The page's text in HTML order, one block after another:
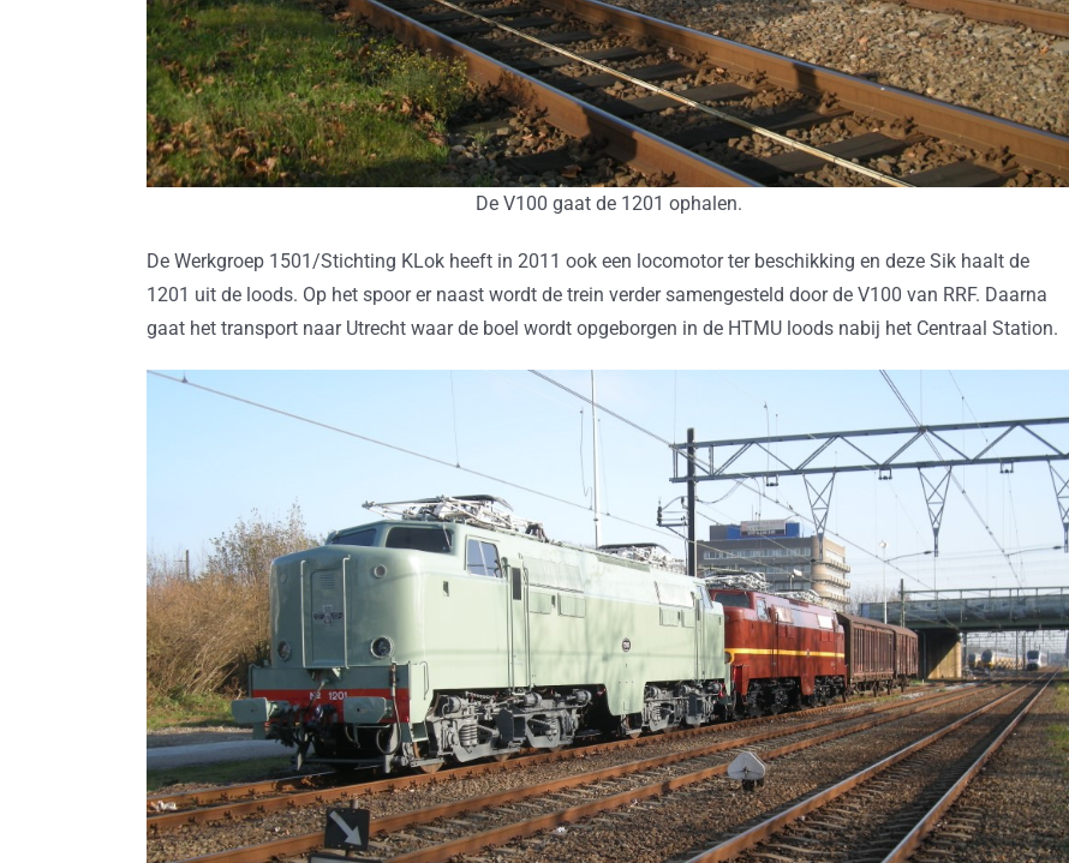
De V100 gaat de 1201 ophalen.
De Werkgroep 1501/Stichting KLok heeft in 2011 ook een locomotor ter beschikking en deze Sik haalt de
1201 uit de loods. Op het spoor er naast wordt de trein verder samengesteld door de V100 van RRF. Daarna
gaat het transport naar Utrecht waar de boel wordt opgeborgen in de HTMU loods nabij het Centraal Station.